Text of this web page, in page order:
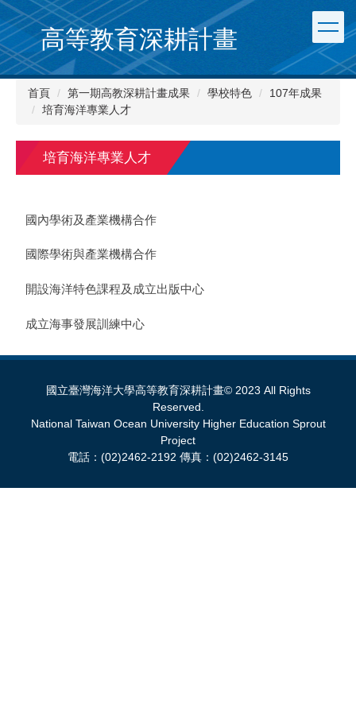
跳
到
主
要
內
高等教育深耕計畫
首頁 第一期高教深耕計畫成果 學校特色
107年成果
培育海洋專業人才
培育海洋專業人才
國內學術及產業機構合作
國際學術與產業機構合作
開設海洋特色課程及成立出版中心
成立海事發展訓練中心
國立臺灣海洋大學高等教育深耕計畫© 2023 All Rights
Reserved.
National Taiwan Ocean University Higher Education Sprout
Project
電話：(02)2462-2192 傳真：(02)2462-3145